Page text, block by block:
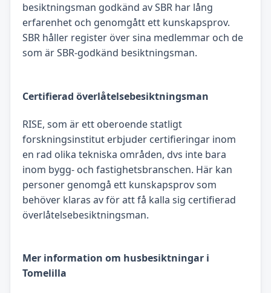
besiktningsman godkänd av SBR har lång
erfarenhet och genomgått ett kunskapsprov.
SBR håller register över sina medlemmar och de
som är SBR-godkänd besiktningsman.
Certifierad överlåtelsebesiktningsman
RISE, som är ett oberoende statligt
forskningsinstitut erbjuder certifieringar inom
en rad olika tekniska områden, dvs inte bara
inom bygg- och fastighetsbranschen. Här kan
personer genomgå ett kunskapsprov som
behöver klaras av för att få kalla sig certifierad
överlåtelsebesiktningsman.
Mer information om husbesiktningar i
Tomelilla